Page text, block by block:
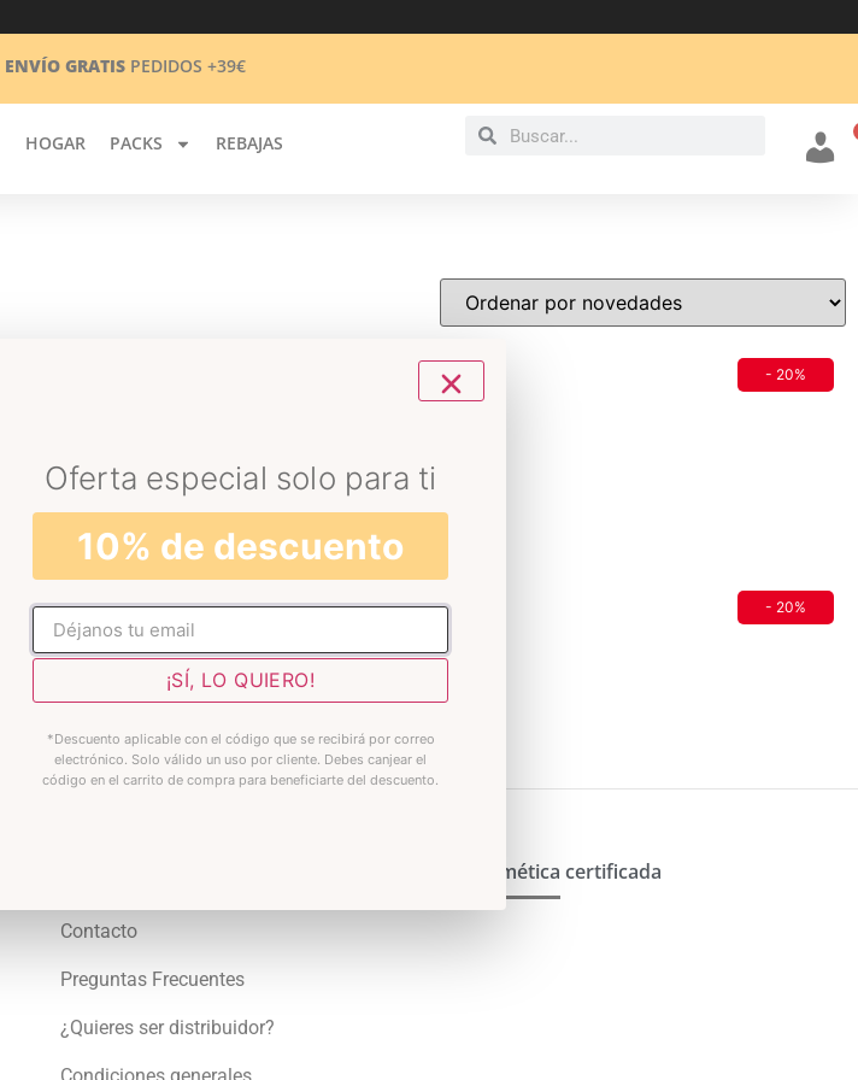
ENVÍO GRATIS PEDIDOS +39€
HOGAR PACKS REBAJAS
Mi
- 20%
- 20%
Contacto
Preguntas Frecuentes
¿Quieres ser distribuidor?
Cosmética certificada
Oferta especial solo para ti
10% de descuento
No rellenar
¡SÍ, LO QUIERO!
*Descuento aplicable con el código que se recibirá por correo
electrónico. Solo válido un uso por cliente. Debes canjear el
código en el carrito de compra para beneficiarte del descuento.